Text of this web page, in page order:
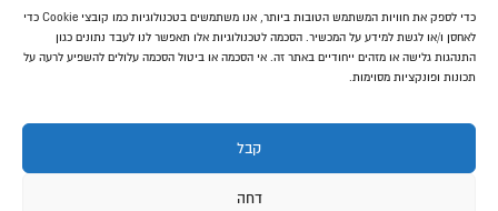
כדי לספק את חוויות המשתמש הטובות ביותר, אנו משתמשים בטכנולוגיות כמו קובצי Cookie כדי
לאחסן ו/או לגשת למידע על המכשיר. הסכמה לטכנולוגיות אלו תאפשר לנו לעבד נתונים כגון
התנהגות גלישה או מזהים ייחודיים באתר זה. אי הסכמה או ביטול הסכמה עלולים להשפיע לרעה על
תכונות ופונקציות מסוימות.
קבל
דחה
רכישה מאובטחת SSL